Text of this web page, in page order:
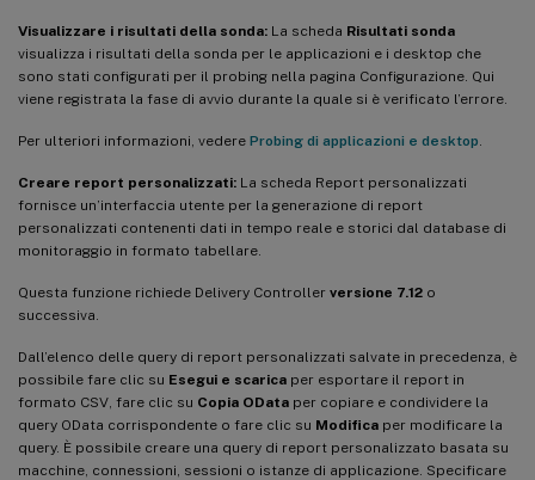
Visualizzare i risultati della sonda: La scheda Risultati sonda
visualizza i risultati della sonda per le applicazioni e i desktop che
sono stati configurati per il probing nella pagina Configurazione. Qui
viene registrata la fase di avvio durante la quale si è verificato l’errore.
Per ulteriori informazioni, vedere Probing di applicazioni e desktop
Creare report personalizzati: La scheda Report personalizzati
fornisce un’interfaccia utente per la generazione di report
personalizzati contenenti dati in tempo reale e storici dal database di
monitoraggio in formato tabellare.
Questa funzione richiede Delivery Controller versione 7.12 o
successiva.
Dall’elenco delle query di report personalizzati salvate in precedenza, è
possibile fare clic su Esegui e scarica per esportare il report in
formato CSV, fare clic su Copia OData per copiare e condividere la
query OData corrispondente o fare clic su Modifica per modificare la
query. È possibile creare una query di report personalizzato basata su
macchine, connessioni, sessioni o istanze di applicazione. Specificare